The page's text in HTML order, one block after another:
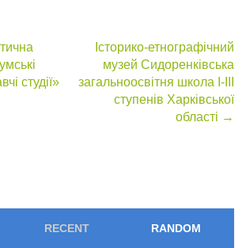
студії»
Історико-етнографічний
музей Сидоренківська
загальноосвітня школа І-ІІІ
ступенів Харківської
області →
RECENT RANDOM